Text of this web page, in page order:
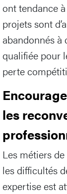
ont tendance
projets sont
abandonnés à
qualifiée pour
perte
les
Les métiers
les difficultés
expertise est